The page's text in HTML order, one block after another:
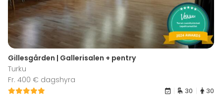
Gillesgården | Gallerisalen + pentry
Turku
Fr. 400 € dagshyra
30 30